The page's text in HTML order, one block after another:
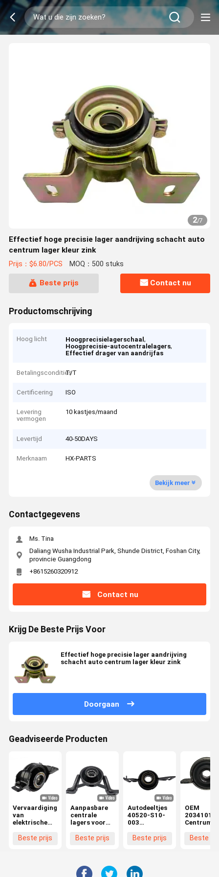
2/7
Effectief hoge precisie lager aandrijving schacht auto
centrum lager kleur zink
Prijs：$6.80/PCS MOQ：500 stuks
Beste prijs Contact nu
Productomschrijving
Hoog licht Hoogprecisielagerschaal,
Hoogprecisie-autocentralelagers,
Effectief drager van aandrijfas
Betalingscondities
T/T
Certificering ISO
Levering
vermogen
10 kastjes/maand
Levertijd 40-50DAYS
Merknaam HX-PARTS
Bekijk meer
Contactgegevens
Ms. Tina
Daliang Wusha Industrial Park, Shunde District, Foshan City,
provincie Guangdong
+8615260320912
Contact nu
Krijg De Beste Prijs Voor
Effectief hoge precisie lager aandrijving
schacht auto centrum lager kleur zink
Doorgaan
Geadviseerde Producten
Vervaardiging
van
elektrische
Beste prijs
Aanpasbare
centrale
lagers voor
verminderen
Beste prijs
Autodeeltjes
40520-S10-
003
voor
Beste prijs
OEM
Centrum
Beste